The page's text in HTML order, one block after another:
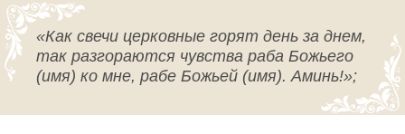
«Как свечи церковные горят день за днем,
так разгораются чувства раба Божьего
(имя) ко мне, рабе Божьей (имя). Аминь!»;